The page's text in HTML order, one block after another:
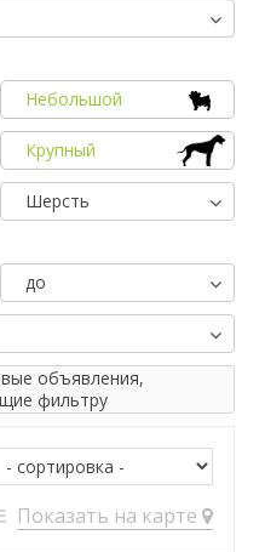
Небольшой
Крупный
Шерсть
до
объявления,
фильтру
Показать на карте